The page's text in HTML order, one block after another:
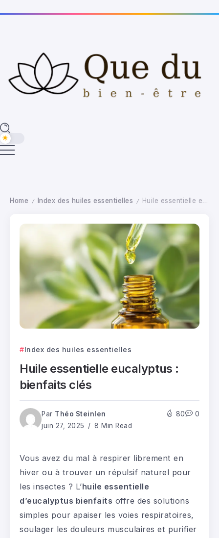
Home / Index des huiles essentielles / Huile essentielle eucalyptus : bienfaits clés
Index des huiles essentielles
Huile essentielle eucalyptus :
bienfaits clés
Par Théo Steinlen
juin 27, 2025
8 Min Read
80 0
Vous avez du mal à respirer librement en
hiver ou à trouver un répulsif naturel pour
les insectes ? L’huile essentielle
d’eucalyptus bienfaits offre des solutions
simples pour apaiser les voies respiratoires,
soulager les douleurs musculaires et purifier